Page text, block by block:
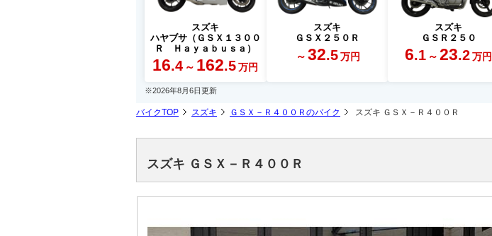
スズキ
ハヤブサ（ＧＳＸ１３００
Ｒ Ｈａｙａｂｕｓａ）
16.4 ～ 162.5 万円
スズキ
ＧＳＸ２５０Ｒ
～ 32.5 万円
スズキ
ＧＳＲ２５０
6.1 ～ 23.2 万円
※2026年8月6日更新
バイクTOP スズキ ＧＳＸ－Ｒ４００Ｒのバイク スズキ ＧＳＸ－Ｒ４００Ｒ
スズキ ＧＳＸ－Ｒ４００Ｒ